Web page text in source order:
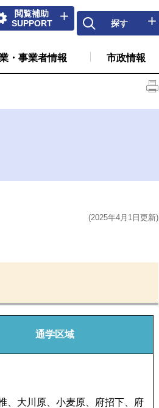
閲覧補助
SUPPORT
探す
・事業者情報 市政情報
(2025年4月1日更新)
通学区域
、大川原、小麦原、府招下、府